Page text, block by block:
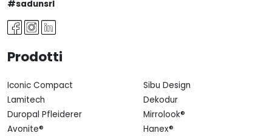
#sadunsrl
Prodotti
Iconic Compact
Sibu Design
Lamitech
Dekodur
Duropal Pfleiderer
Mirrolook®
Avonite®
Hanex®